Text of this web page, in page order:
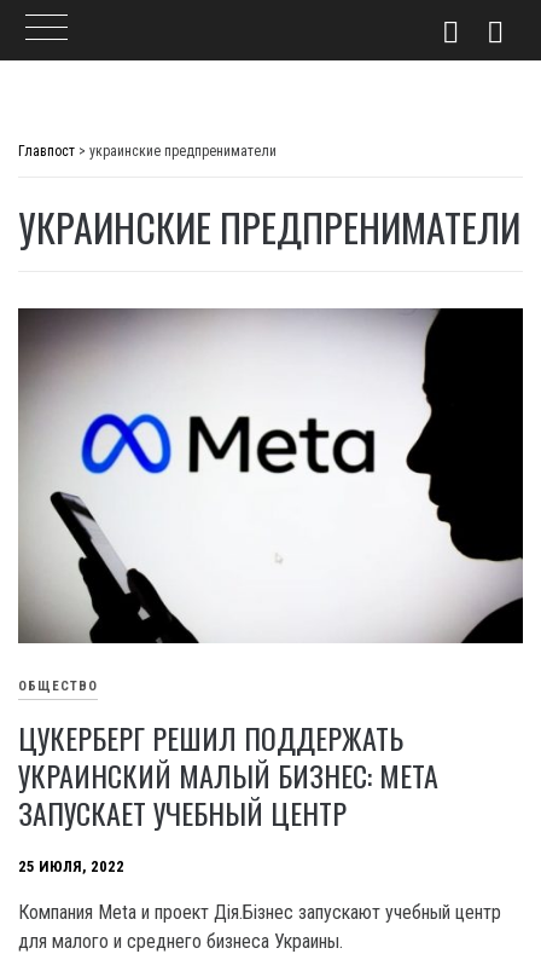
Главпост > украинские предпрениматели
УКРАИНСКИЕ ПРЕДПРЕНИМАТЕЛИ
ОБЩЕСТВО
ЦУКЕРБЕРГ РЕШИЛ ПОДДЕРЖАТЬ
УКРАИНСКИЙ МАЛЫЙ БИЗНЕС: META
ЗАПУСКАЕТ УЧЕБНЫЙ ЦЕНТР
25 ИЮЛЯ, 2022
Компания Meta и проект Дія.Бізнес запускают учебный центр
для малого и среднего бизнеса Украины.